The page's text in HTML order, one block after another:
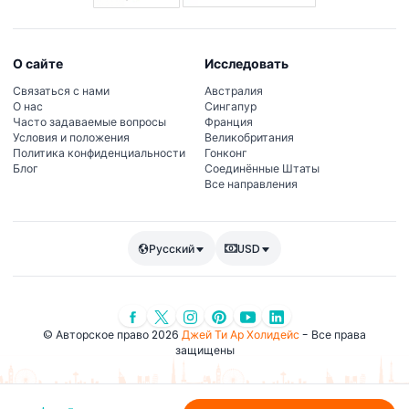
О сайте
Связаться с нами
О нас
Часто задаваемые вопросы
Условия и положения
Политика конфиденциальности
Блог
Исследовать
Австралия
Сингапур
Франция
Великобритания
Гонконг
Соединённые Штаты
Все направления
Русский USD
© Авторское право 2026 Джей Ти Ар Холидейс- Все права
защищены